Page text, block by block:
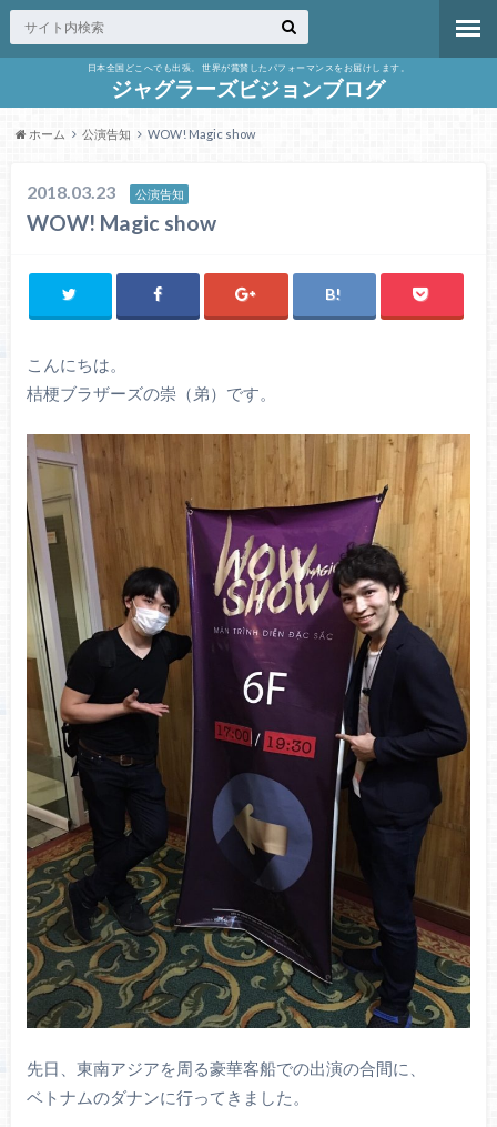
日本全国どこへでも出張。 世界が賞賛したパフォーマンスをお届けします。
ジャグラーズビジョンブログ
ホーム 公演告知 WOW! Magic show
2018.03.23 公演告知
WOW! Magic show
こんにちは。
桔梗ブラザーズの崇（弟）です。
先日、東南アジアを周る豪華客船での出演の合間に、
ベトナムのダナンに行ってきました。